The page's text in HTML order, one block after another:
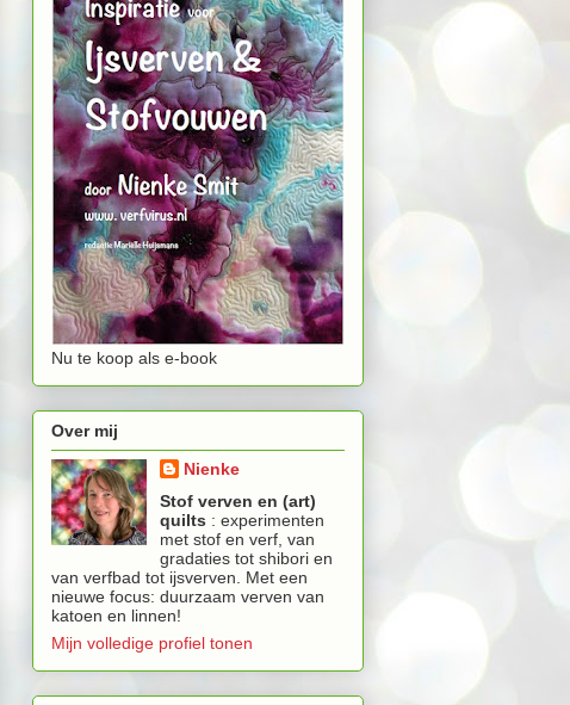
Nu te koop als e-book
Over mij
Nienke
Stof verven en (art)
quilts : experimenten
met stof en verf, van
gradaties tot shibori en
van verfbad tot ijsverven. Met een
nieuwe focus: duurzaam verven van
katoen en linnen!
Mijn volledige profiel tonen